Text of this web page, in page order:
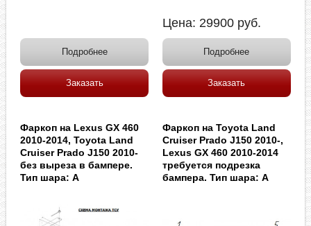
Подробнее
Заказать
Цена: 29900 руб.
Подробнее
Заказать
Фаркоп на Lexus GX 460
2010-2014, Toyota Land
Cruiser Prado J150 2010-
без выреза в бампере.
Тип шара: A
Фаркоп на Toyota Land
Cruiser Prado J150 2010-,
Lexus GX 460 2010-2014
требуется подрезка
бампера. Тип шара: A